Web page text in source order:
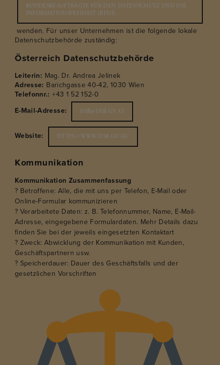
BUNDESBEAUFTRAGTE FÜR DEN DATENSCHUTZ UND DIE
INFORMATIONSFREIHEIT (BFDI)
wenden. Für unser Unternehmen ist die folgende lokale
Datenschutzbehörde zuständig:
Österreich Datenschutzbehörde
Leiterin: Mag. Dr. Andrea Jelinek
Adresse: Barichgasse 40-42, 1030 Wien
Telefonnr.:+43 1 52 152-0
E-Mail-Adresse:
DSB@DSB.GV.AT
Website: HTTPS://WWW.DSB.GV.AT/
Kommunikation
Kommunikation Zusammenfassung
? Betroffene: Alle, die mit uns per Telefon, E-Mail oder
Online-Formular kommunizieren
? Verarbeitete Daten: z. B. Telefonnummer, Name, E-Mail-
Adresse, eingegebene Formulardaten. Mehr Details dazu
finden Sie bei der jeweils eingesetzten Kontaktart
? Zweck: Abwicklung der Kommunikation mit Kunden,
Geschäftspartnern usw.
? Speicherdauer: Dauer des Geschäftsfalls und der
gesetzlichen Vorschriften